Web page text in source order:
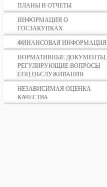
ПЛАНЫ И ОТЧЕТЫ
ИНФОРМАЦИЯ О
ГОСЗАКУПКАХ
ФИНАНСОВАЯ ИНФОРМАЦИЯ
НОРМАТИВНЫЕ ДОКУМЕНТЫ,
РЕГУЛИРУЮЩИЕ ВОПРОСЫ
СОЦ.ОБСЛУЖИВАНИЯ
НЕЗАВИСИМАЯ ОЦЕНКА
КАЧЕСТВА